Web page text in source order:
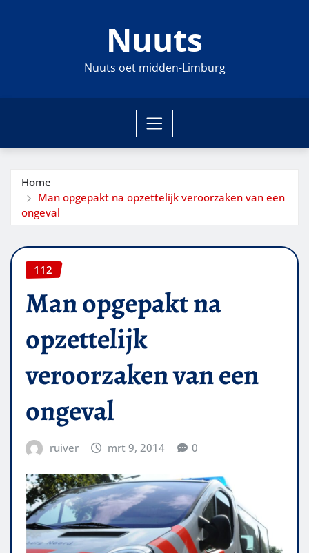
Nuuts
Nuuts oet midden-Limburg
Home
Man opgepakt na opzettelijk veroorzaken van een
ongeval
112
Man opgepakt na
opzettelijk
veroorzaken van een
ongeval
ruiver mrt 9, 2014 0